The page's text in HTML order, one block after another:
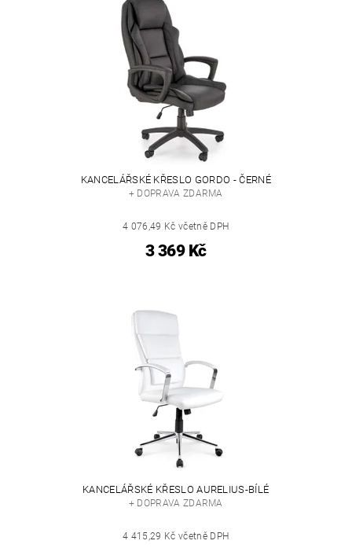
KANCELÁŘSKÉ KŘESLO GORDO - ČERNÉ
+ DOPRAVA ZDARMA
4 076,49 Kč včetně DPH
3 369 Kč
KANCELÁŘSKÉ KŘESLO AURELIUS-BÍLÉ
+ DOPRAVA ZDARMA
4 415,29 Kč včetně DPH